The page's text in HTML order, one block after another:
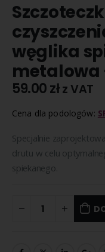
węglika
metalowa
59.00zł z VAT
Cena dla podologów:
Specjalnie
drutu w celu
spiekanego.